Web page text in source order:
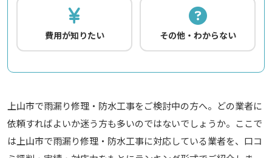
費用が知りたい その他・わからない
上山市で雨漏り修理・防水工事をご検討中の方へ。どの業者に
依頼すればよいか迷う方も多いのではないでしょうか。ここで
は上山市で雨漏り修理・防水工事に対応している業者を、口コ